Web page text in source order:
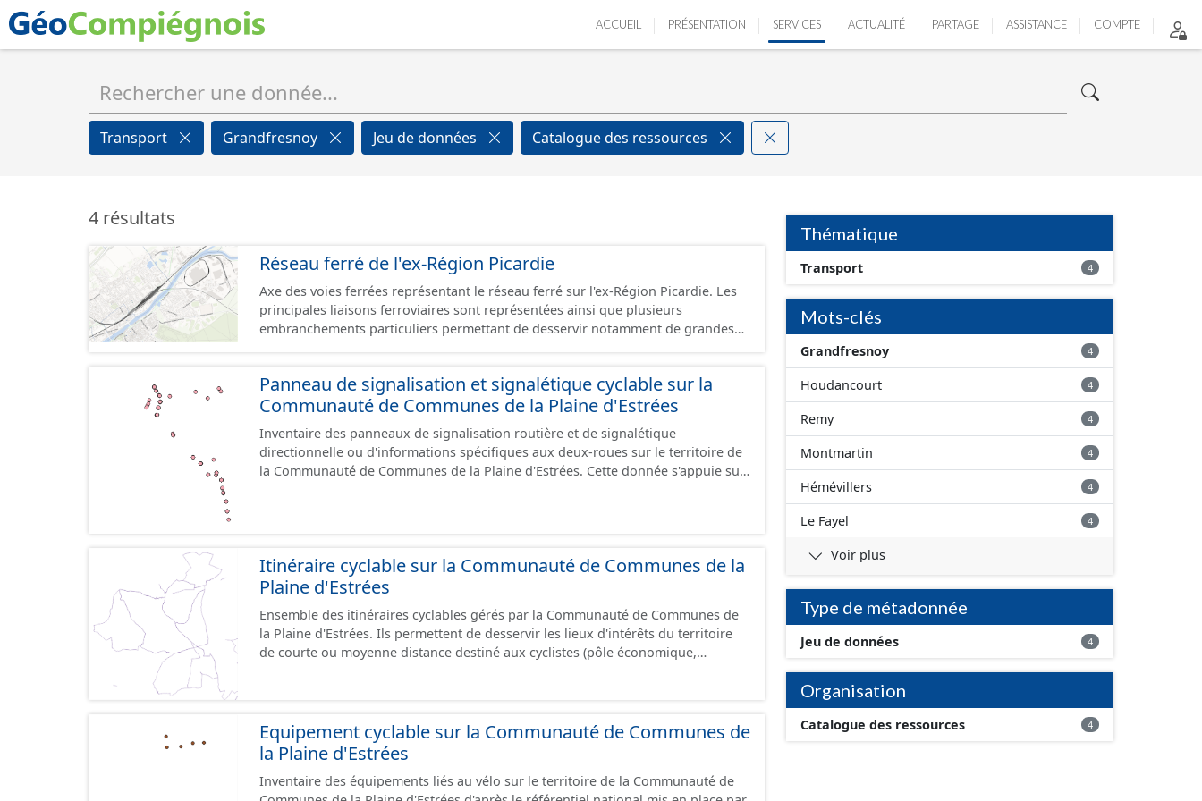
ACCUEIL PRÉSENTATION SERVICES ACTUALITÉ PARTAGE ASSISTANCE COMPTE
Transport Grandfresnoy Jeu de données Catalogue des ressources
4 résultats
Réseau ferré de l'ex-Région Picardie
Axe des voies ferrées représentant le réseau ferré sur l'ex-Région Picardie. Les
principales liaisons ferroviaires sont représentées ainsi que plusieurs
embranchements particuliers permettant de desservir notamment de grandes
Panneau de signalisation et signalétique cyclable sur la
Communauté de Communes de la Plaine d'Estrées
Inventaire des panneaux de signalisation routière et de signalétique
directionnelle ou d'informations spécifiques aux deux-roues sur le territoire de
la Communauté de Communes de la Plaine d'Estrées. Cette donnée s'appuie sur
Itinéraire cyclable sur la Communauté de Communes de la
Plaine d'Estrées
Ensemble des itinéraires cyclables gérés par la Communauté de Communes de
la Plaine d'Estrées. Ils permettent de desservir les lieux d'intérêts du territoire
de courte ou moyenne distance destiné aux cyclistes (pôle économique,
piétonne, bandes cyclables ou jalonnement sur chaussée. Les itinéraires ne sont
pas des aménagements mais une succession d’aménagements de natures
diverses et parfois ils peuvent emprunter des tronçons de voies non aménagés
pour assurer une continuité. Ce jeu de données comprend uniquement les
Equipement cyclable sur la Communauté de Communes de
la Plaine d'Estrées
Inventaire des équipements liés au vélo sur le territoire de la Communauté de
Thématique
Transport 4
Mots-clés
Grandfresnoy 4
Houdancourt 4
Remy 4
Montmartin 4
Hémévillers 4
Le Fayel 4
Voir plus
Type de métadonnée
Jeu de données 4
Organisation
Catalogue des ressources 4